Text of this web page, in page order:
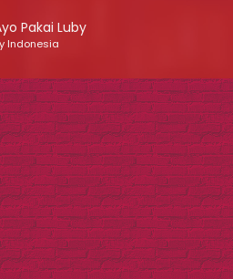
Pakai Luby
Indonesia